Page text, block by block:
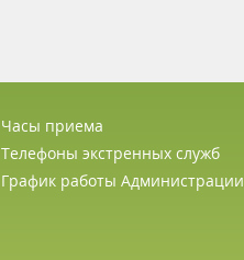
Часы приема
Телефоны экстренных служб
График работы Администрации